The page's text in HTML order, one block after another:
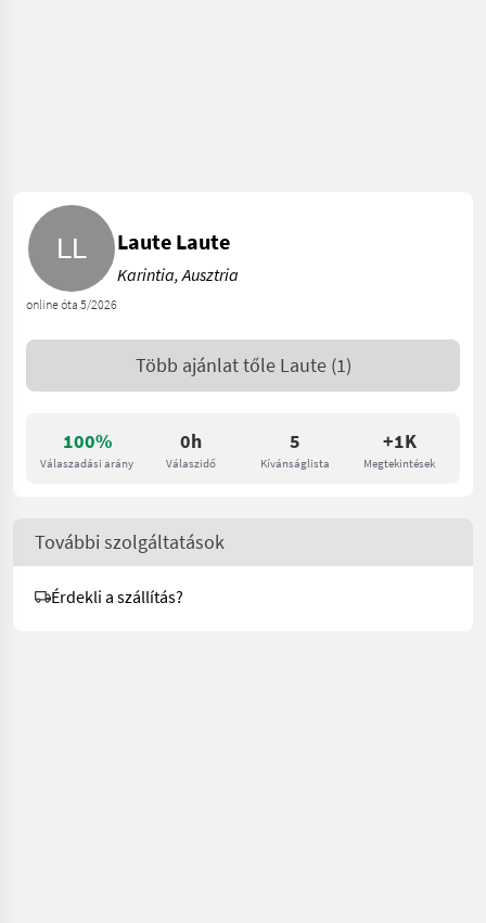
100%
Válaszadási arány
0h
Válaszidő
5
Kívánságlista
+1K
Megtekintések
online óta 5/2026
Laute Laute
Karintia, Ausztria
Több ajánlat tőle Laute (1)
További szolgáltatások
Érdekli a szállítás?